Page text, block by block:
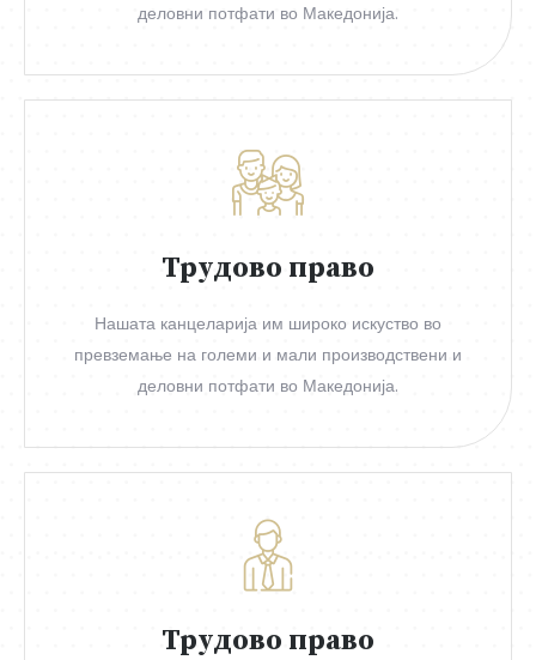
деловни потфати во Македонија.
Трудово право
Нашата канцеларија им широко искуство во
превземање на големи и мали производствени и
деловни потфати во Македонија.
Трудово право